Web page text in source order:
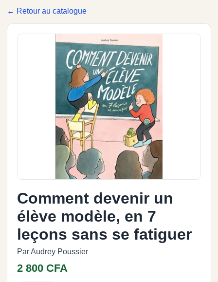
← Retour au catalogue
Comment devenir un
élève modèle, en 7
leçons sans se fatiguer
Par Audrey Poussier
2 800 CFA